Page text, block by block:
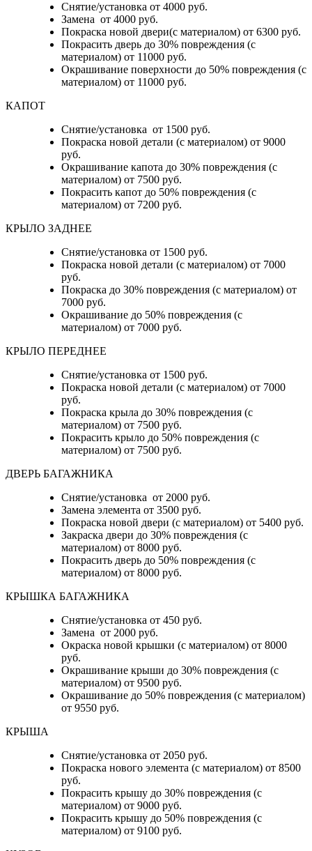
Снятие/установка от 4000 руб.
Замена от 4000 руб.
Покраска новой двери(с материалом) от 6300 руб.
Покрасить дверь до 30% повреждения (с
материалом) от 11000 руб.
Окрашивание поверхности до 50% повреждения (с
материалом) от 11000 руб.
КАПОТ
Снятие/установка от 1500 руб.
Покраска новой детали (с материалом) от 9000
руб.
Окрашивание капота до 30% повреждения (с
материалом) от 7500 руб.
Покрасить капот до 50% повреждения (с
материалом) от 7200 руб.
КРЫЛО ЗАДНЕЕ
Снятие/установка от 1500 руб.
Покраска новой детали (с материалом) от 7000
руб.
Покраска до 30% повреждения (с материалом) от
7000 руб.
Окрашивание до 50% повреждения (с
материалом) от 7000 руб.
КРЫЛО ПЕРЕДНЕЕ
Снятие/установка от 1500 руб.
Покраска новой детали (с материалом) от 7000
руб.
Покраска крыла до 30% повреждения (с
материалом) от 7500 руб.
Покрасить крыло до 50% повреждения (с
материалом) от 7500 руб.
ДВЕРЬ БАГАЖНИКА
Снятие/установка от 2000 руб.
Замена элемента от 3500 руб.
Покраска новой двери (с материалом) от 5400 руб.
Закраска двери до 30% повреждения (с
материалом) от 8000 руб.
Покрасить дверь до 50% повреждения (с
материалом) от 8000 руб.
КРЫШКА БАГАЖНИКА
Снятие/установка от 450 руб.
Замена от 2000 руб.
Окраска новой крышки (с материалом) от 8000
руб.
Окрашивание крыши до 30% повреждения (с
материалом) от 9500 руб.
Окрашивание до 50% повреждения (с материалом)
от 9550 руб.
КРЫША
Снятие/установка от 2050 руб.
Покраска нового элемента (с материалом) от 8500
руб.
Покрасить крышу до 30% повреждения (с
материалом) от 9000 руб.
Покрасить крышу до 50% повреждения (с
материалом) от 9100 руб.